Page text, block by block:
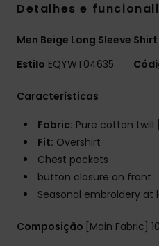
Detalhes e
Men Beige Long Sleeve Shirt
Estilo EQYWT04635
Características
Fabric: Pure cotton twill
Fit: Overshirt
Chest pockets
button closure on front
Seasonal embroidery
Composição [Main Fabric]